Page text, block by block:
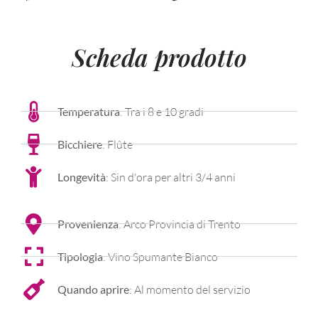
Scheda prodotto
Temperatura: Tra i 8 e 10 gradi
Bicchiere: Flûte
Longevità: Sin d'ora per altri 3/4 anni
Provenienza: Arco Provincia di Trento
Tipologia: Vino Spumante Bianco
Quando aprire: Al momento del servizio